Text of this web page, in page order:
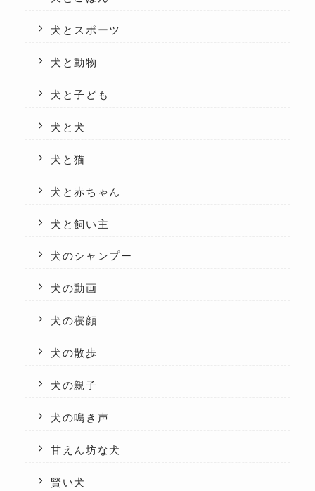
犬とスポーツ
犬と動物
犬と子ども
犬と犬
犬と猫
犬と赤ちゃん
犬と飼い主
犬のシャンプー
犬の動画
犬の寝顔
犬の散歩
犬の親子
犬の鳴き声
甘えん坊な犬
賢い犬